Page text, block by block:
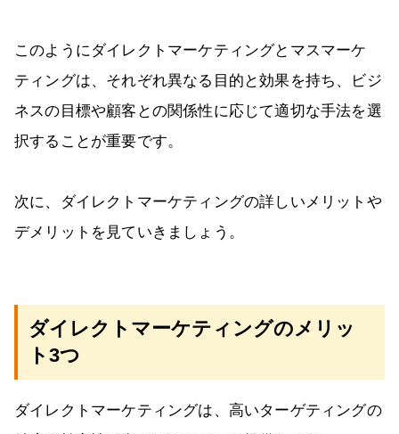
このようにダイレクトマーケティングとマスマーケ
ティングは、それぞれ異なる目的と効果を持ち、ビジ
ネスの目標や顧客との関係性に応じて適切な手法を選
択することが重要です。
次に、ダイレクトマーケティングの詳しいメリットや
デメリットを見ていきましょう。
ダイレクトマーケティングのメリッ
ト3つ
ダイレクトマーケティングは、高いターゲティングの